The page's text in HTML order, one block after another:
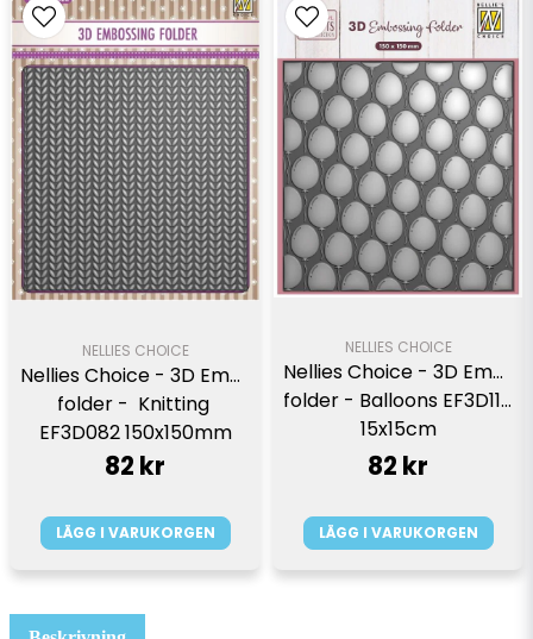
NELLIES CHOICE
Nellies Choice - 3D Emb.
folder -  Knitting
EF3D082 150x150mm
82 kr
LÄGG I VARUKORGEN
NELLIES CHOICE
Nellies Choice - 3D Emb.
folder - Balloons EF3D115
15x15cm
82 kr
LÄGG I VARUKORGEN